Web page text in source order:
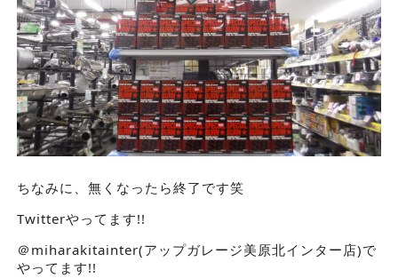
ちなみに、無くなったら終了です笑
Twitterやってます!!
＠miharakitainter(アップガレージ美原北インター店)で
やってます!!